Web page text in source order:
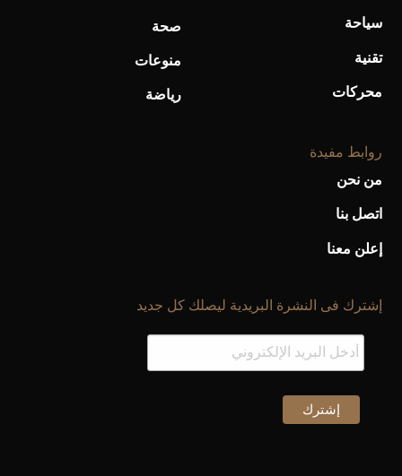
سياحة
تقنية
محركات
صحة
منوعات
رياضة
روابط مفيدة
من نحن
اتصل بنا
إعلن معنا
إشترك فى النشرة البريدية ليصلك كل جديد